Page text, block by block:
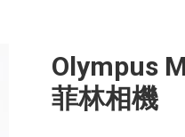
Olympus
菲林相機